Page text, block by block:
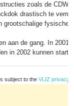
zoals de CDW
drastisch te
grootschalige fysische
aan de gang. In 2001
in 2002 kunnen
subject to the VLIZ privacy